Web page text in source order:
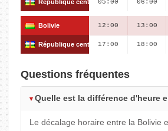
République centrafricaine
05:00 06:00
Bolivie 12:00 13:00
République centrafricaine
17:00 18:00
Questions fréquentes
Quelle est la différence d'heure
Le décalage horaire entre la Bolivie